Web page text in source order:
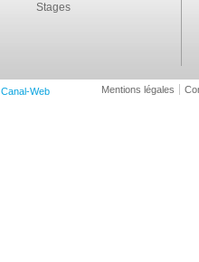
Stages
Canal-Web Mentions légales